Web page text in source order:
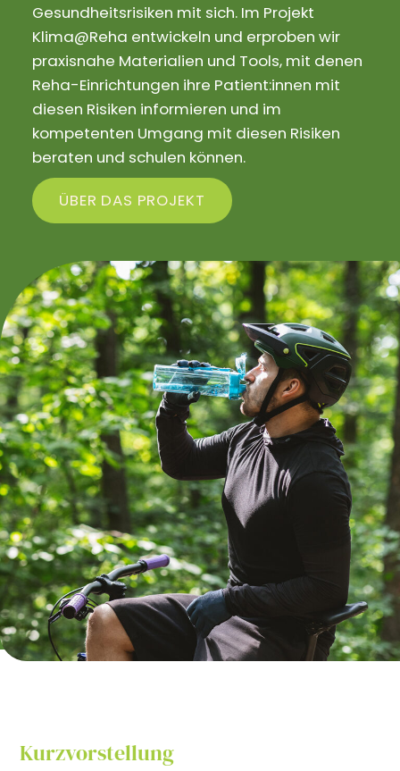
Gesundheitsrisiken mit sich. Im Projekt
Klima@Reha entwickeln und erproben wir
praxisnahe Materialien und Tools, mit denen
Reha-Einrichtungen ihre Patient:innen mit
diesen Risiken informieren und im
kompetenten Umgang mit diesen Risiken
beraten und schulen können.
ÜBER DAS PROJEKT
Kurzvorstellung